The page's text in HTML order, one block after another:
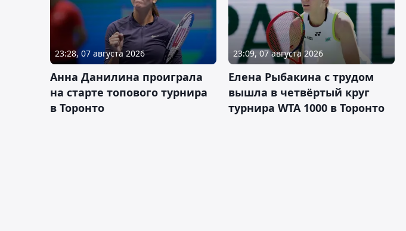
23:28, 07 августа 2026
Анна Данилина проиграла
на старте топового турнира
в Торонто
23:09, 07 августа 2026
Елена Рыбакина с трудом
вышла в четвёртый круг
турнира WTA 1000 в Торонто